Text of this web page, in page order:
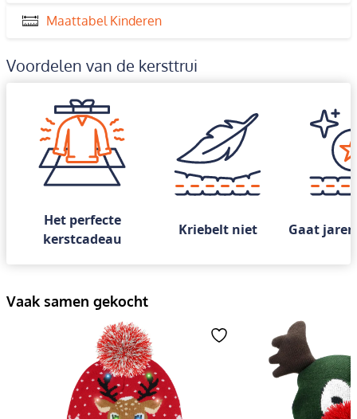
Maattabel Kinderen
Voordelen van de kersttrui
Het perfecte
kerstcadeau
Kriebelt niet Gaat
Vaak samen gekocht